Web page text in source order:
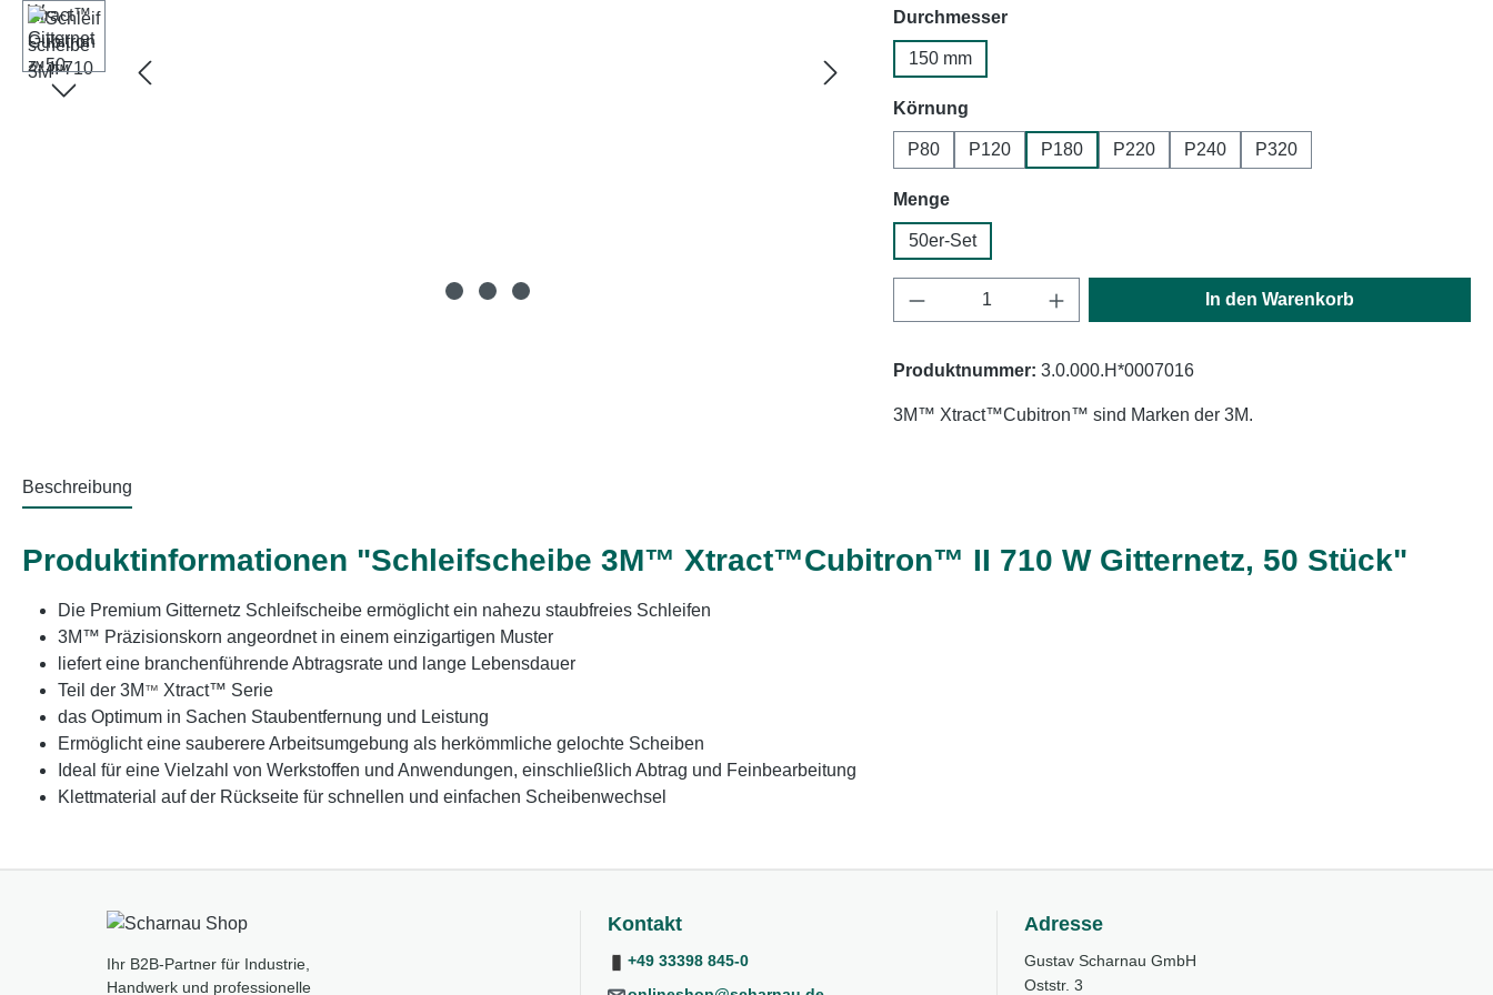
Durchmesserauswählen
150 mm
Körnung
P80 P120 P180 P220 P240 P320
Mengeauswählen
50er-Set
Produkt Anzahl: Gib den gewünschten Wert ein
In den Warenkorb
Produktnummer: 3.0.000.H*0007016
3M™ Xtract™Cubitron™ sind Marken der 3M.
Beschreibung
Produktinformationen "Schleifscheibe 3M™ Xtract™Cubitron™ II 710 W Gitternetz, 50 Stück"
Die Premium Gitternetz Schleifscheibe ermöglicht ein nahezu staubfreies Schleifen
3M™ Präzisionskorn angeordnet in einem einzigartigen Muster
liefert eine branchenführende Abtragsrate und lange Lebensdauer
Teil der 3M ™ Xtract™ Serie
das Optimum in Sachen Staubentfernung und Leistung
Ermöglicht eine sauberere Arbeitsumgebung als herkömmliche gelochte Scheiben
Ideal für eine Vielzahl von Werkstoffen und Anwendungen, einschließlich Abtrag und Feinbearbeitung
Klettmaterial auf der Rückseite für schnellen und einfachen Scheibenwechsel
Ihr B2B-Partner für Industrie,
Handwerk und professionelle
Kontakt
+49 33398 845-0
Adresse
Gustav Scharnau GmbH
Oststr. 3